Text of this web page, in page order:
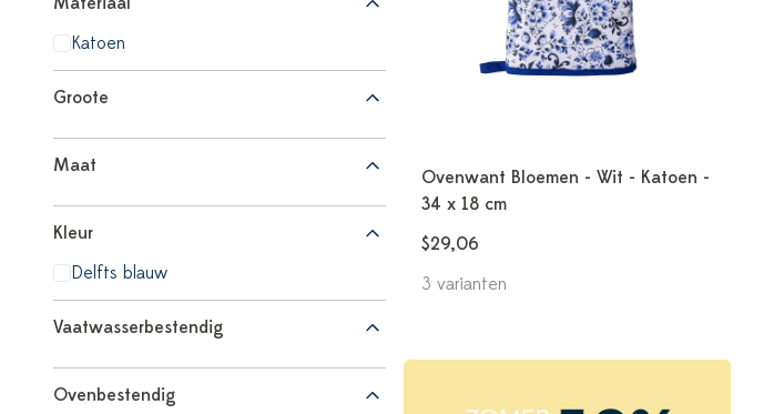
Katoen
Groote
Maat
Kleur
Delfts blauw
Vaatwasserbestendig
Ovenbestendig
Ovenwant Bloemen - Wit - Katoen -
34 x 18 cm
$29,06
3 varianten